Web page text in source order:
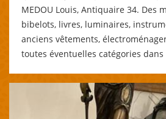
MEDOU Louis, Antiquaire 34. Des
bibelots, livres, luminaires,
anciens vêtements,
toutes éventuelles catégories